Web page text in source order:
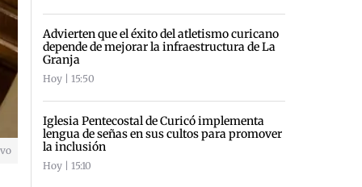
Advierten que el éxito del atletismo curicano
depende de mejorar la infraestructura de La
Granja
Hoy | 15:50
Iglesia Pentecostal de Curicó implementa
lengua de señas en sus cultos para promover
la inclusión
Hoy | 15:10